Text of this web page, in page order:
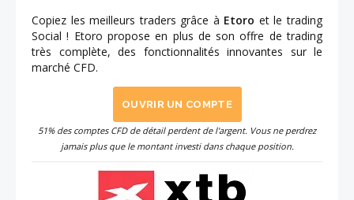
Copiez les meilleurs traders grâce à Etoro et le trading
Social ! Etoro propose en plus de son offre de trading
très complète, des fonctionnalités innovantes sur le
marché CFD.
OUVRIR UN COMPTE
51% des comptes CFD de détail perdent de l'argent. Vous ne perdrez
jamais plus que le montant investi dans chaque position.